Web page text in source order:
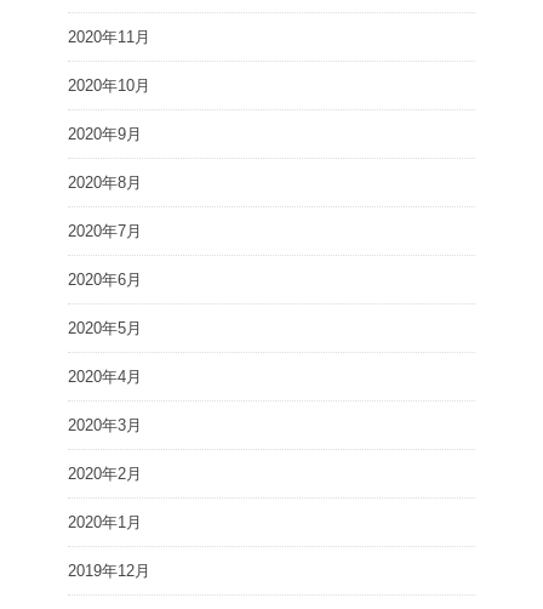
2020年11月
2020年10月
2020年9月
2020年8月
2020年7月
2020年6月
2020年5月
2020年4月
2020年3月
2020年2月
2020年1月
2019年12月